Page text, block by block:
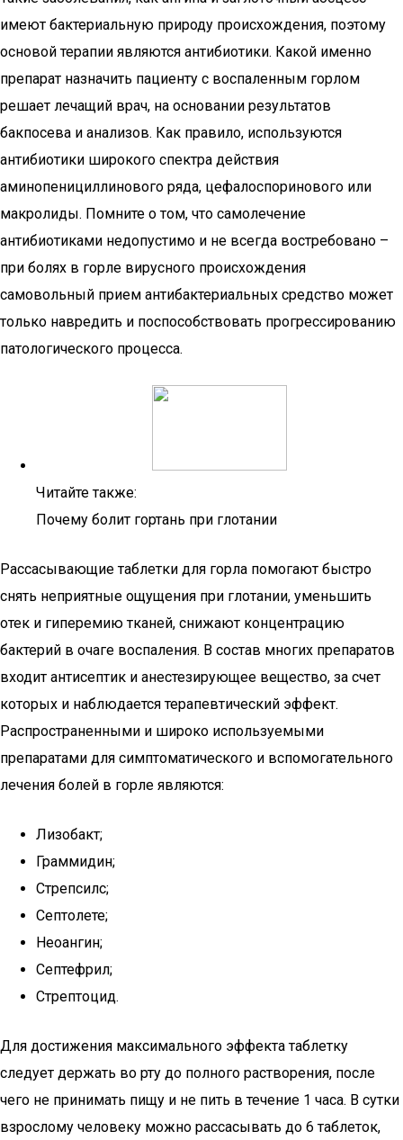
имеют бактериальную природу происхождения, поэтому
основой терапии являются антибиотики. Какой именно
препарат назначить пациенту с воспаленным горлом
решает лечащий врач, на основании результатов
бакпосева и анализов. Как правило, используются
антибиотики широкого спектра действия
аминопенициллинового ряда, цефалоспоринового или
макролиды. Помните о том, что самолечение
антибиотиками недопустимо и не всегда востребовано –
при болях в горле вирусного происхождения
самовольный прием антибактериальных средство может
только навредить и поспособствовать прогрессированию
патологического процесса.
Читайте также:
Почему болит гортань при глотании
Рассасывающие таблетки для горла помогают быстро
снять неприятные ощущения при глотании, уменьшить
отек и гиперемию тканей, снижают концентрацию
бактерий в очаге воспаления. В состав многих препаратов
входит антисептик и анестезирующее вещество, за счет
которых и наблюдается терапевтический эффект.
Распространенными и широко используемыми
препаратами для симптоматического и вспомогательного
лечения болей в горле являются:
Лизобакт;
Граммидин;
Стрепсилс;
Септолете;
Неоангин;
Септефрил;
Стрептоцид.
Для достижения максимального эффекта таблетку
следует держать во рту до полного растворения, после
чего не принимать пищу и не пить в течение 1 часа. В сутки
взрослому человеку можно рассасывать до 6 таблеток,